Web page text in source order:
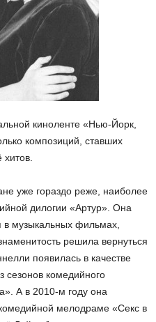
киноленте «Нью-Йорк,
композиций, ставших
уже гораздо реже, наиболее
дилогии «Артур». Она
в музыкальных фильмах,
решила вернуться
появилась в качестве
сезонов комедийного
А в 2010-м году она
мелодраме «Секс в